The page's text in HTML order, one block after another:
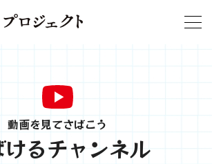
動画を見てさばこう
けるチャンネル